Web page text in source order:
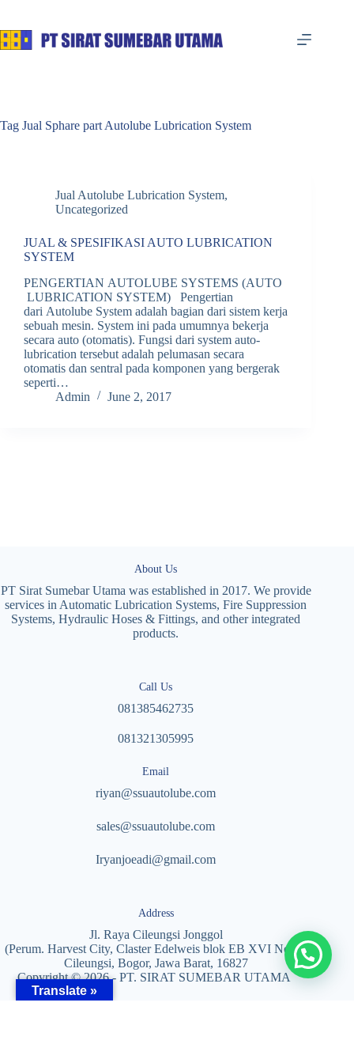
content
Tag Jual Sphare part Autolube Lubrication System
Jual Autolube Lubrication System,
Uncategorized
JUAL & SPESIFIKASI AUTO LUBRICATION
SYSTEM
PENGERTIAN AUTOLUBE SYSTEMS (AUTO
LUBRICATION SYSTEM) Pengertian
dari Autolube System adalah bagian dari sistem kerja
sebuah mesin. System ini pada umumnya bekerja
secara auto (otomatis). Fungsi dari system auto-
lubrication tersebut adalah pelumasan secara
otomatis dan sentral pada komponen yang bergerak
seperti…
Admin
June 2, 2017
About Us
PT Sirat Sumebar Utama was established in 2017. We provide
services in Automatic Lubrication Systems, Fire Suppression
Systems, Hydraulic Hoses & Fittings, and other integrated
products.
Call Us
081385462735
081321305995
Email
riyan@ssuautolube.com
sales@ssuautolube.com
Iryanjoeadi@gmail.com
Address
Jl. Raya Cileungsi Jonggol
(Perum. Harvest City, Claster Edelweis blok EB XVI No. 5)
Cileungsi, Bogor, Jawa Barat, 16827
Copyright © 2026 - PT. SIRAT SUMEBAR UTAMA
Translate »